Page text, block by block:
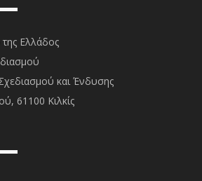
της Ελλάδος
και Ένδυσης
61100 Κιλκίς